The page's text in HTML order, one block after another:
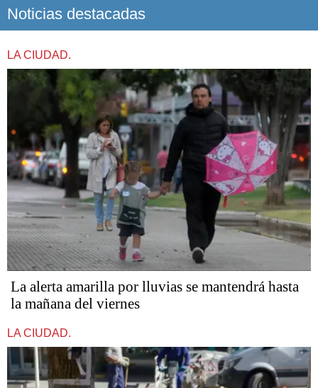
Noticias destacadas
LA CIUDAD.
La alerta amarilla por lluvias se mantendrá hasta
la mañana del viernes
LA CIUDAD.